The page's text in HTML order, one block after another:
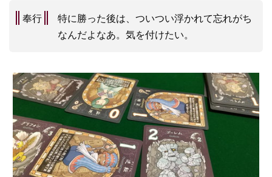
奉行
特に勝った後は、ついつい浮かれて忘れがち
なんだよなあ。気を付けたい。